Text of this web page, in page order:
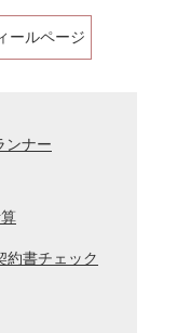
ールページ
ンナー
約書チェック